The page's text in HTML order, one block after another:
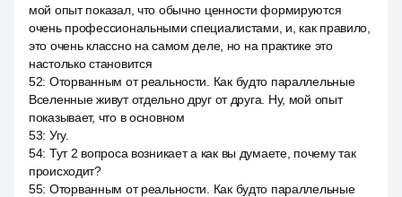
мой опыт показал, что обычно ценности формируются
очень профессиональными специалистами, и, как правило,
это очень классно на самом деле, но на практике это
настолько становится
52: Оторванным от реальности. Как будто параллельные
Вселенные живут отдельно друг от друга. Ну, мой опыт
показывает, что в основном
53: Угу.
54: Тут 2 вопроса возникает а как вы думаете, почему так
происходит?
55: Оторванным от реальности. Как будто параллельные